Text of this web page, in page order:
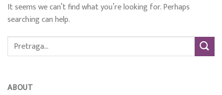
It seems we can’t find what you’re looking for. Perhaps
searching can help.
ABOUT